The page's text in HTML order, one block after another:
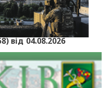
від 04.08.2026